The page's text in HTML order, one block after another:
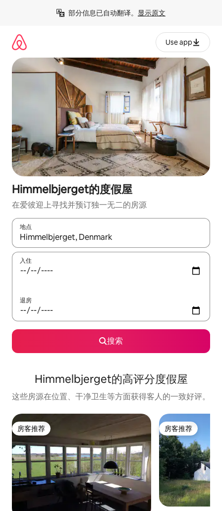
部分信息已自动翻译。 显示原文
Use app
Himmelbjerget的度假屋
在爱彼迎上寻找并预订独一无二的房源
地点
如有搜索结果，请使用上下方向键查看，或通过点击或滑动手势
入住
退房
搜索
Himmelbjerget的高评分度假屋
这些房源在位置、干净卫生等方面获得客人的一致好评。
房客推荐
房客推荐 房客推荐
房客推荐